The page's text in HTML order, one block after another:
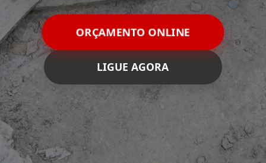
ORÇAMENTO ONLINE
LIGUE AGORA